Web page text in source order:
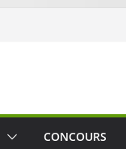
CONCOURS